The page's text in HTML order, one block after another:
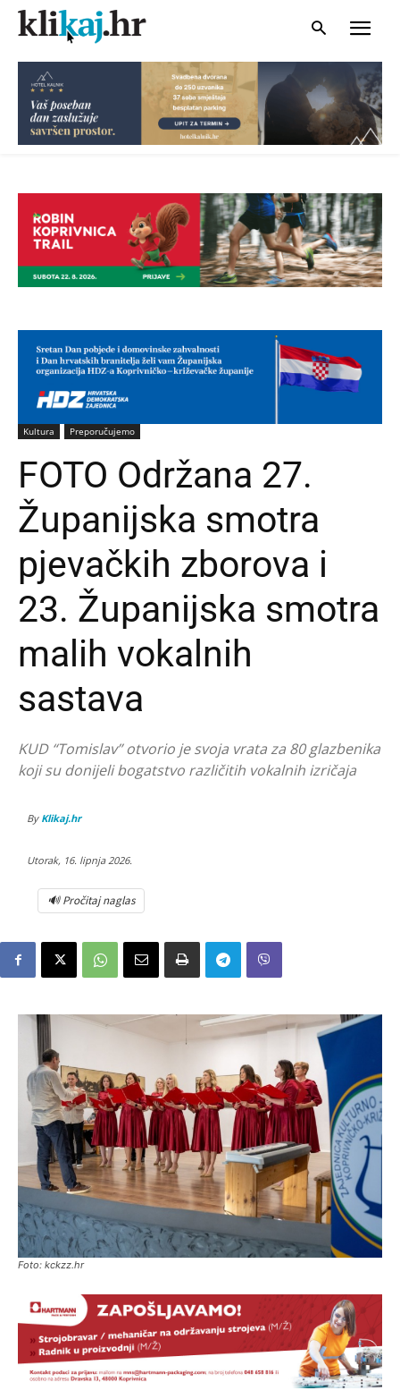
Kultura Preporučujemo
FOTO Održana 27.
Županijska smotra
pjevačkih zborova i
23. Županijska smotra
malih vokalnih
sastava
KUD “Tomislav” otvorio je svoja vrata za 80 glazbenika
koji su donijeli bogatstvo različitih vokalnih izričaja
By Klikaj.hr
Utorak, 16. lipnja 2026.
🔊 Pročitaj naglas
Foto: kckzz.hr